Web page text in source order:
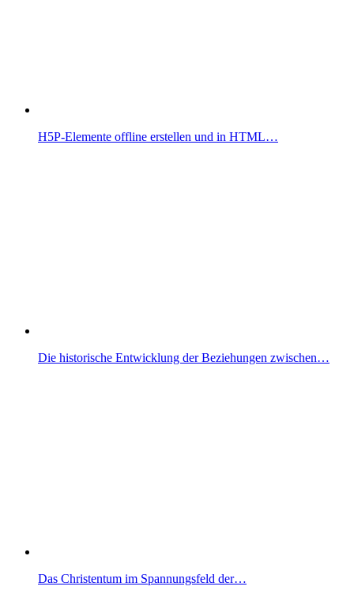
H5P-Elemente offline erstellen und in HTML…
Die historische Entwicklung der Beziehungen zwischen…
Das Christentum im Spannungsfeld der…